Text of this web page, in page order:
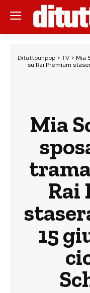
Dituttounpop> TV> Mia
su Rai Premium
Mia
Rai
15